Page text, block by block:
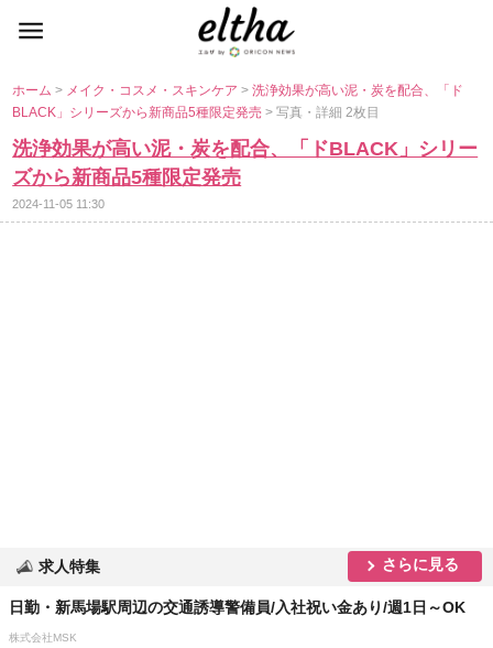
ホーム> メイク・コスメ・スキンケア>洗浄効果が高い泥・炭を配合、「ド
BLACK」シリーズから新商品5種限定発売> 写真・詳細 2枚目
洗浄効果が高い泥・炭を配合、「ドBLACK」シリー
ズから新商品5種限定発売
2024-11-05 11:30
求人特集 さらに見る
日勤・新馬場駅周辺の交通誘導警備員/入社祝い金あり/週1日～OK
株式会社MSK